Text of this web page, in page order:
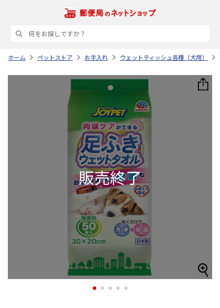
ホーム ペットストア お手入れ ウェットティッシュ各種（犬用）
1 2 3 4 5